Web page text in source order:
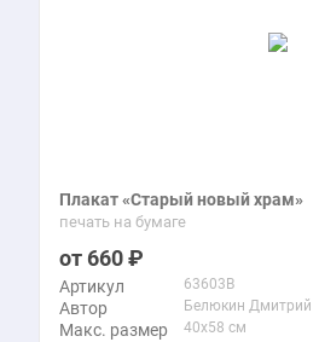
Плакат «Старый новый храм»
печать на бумаге
660
Артикул 63603B
Автор Белюкин Дмитрий
Макс. размер 40x58 см